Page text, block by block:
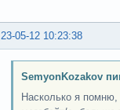
23-05-12 10:23:38
SemyonKozakov
Насколько я помню,